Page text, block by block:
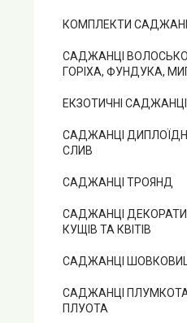
КОМПЛЕКТИ
САДЖАНЦІ
ГОРІХА, ФУНДУКА,
ЕКЗОТИЧНІ САДЖАНЦІ
САДЖАНЦІ
СЛИВ
САДЖАНЦІ ТРОЯНД
САДЖАНЦІ
КУЩІВ ТА КВІТІВ
САДЖАНЦІ
САДЖАНЦІ
ПЛУОТА